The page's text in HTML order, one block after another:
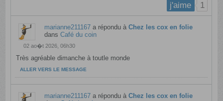
j'aime 1
marianne211167 a répondu àChez les cox en folie
dansCafé du coin
02 ao�t 2026, 06h30
Très agréable dimanche à toutle monde
ALLER VERS LE MESSAGE
marianne211167 a répondu àChez les cox en folie